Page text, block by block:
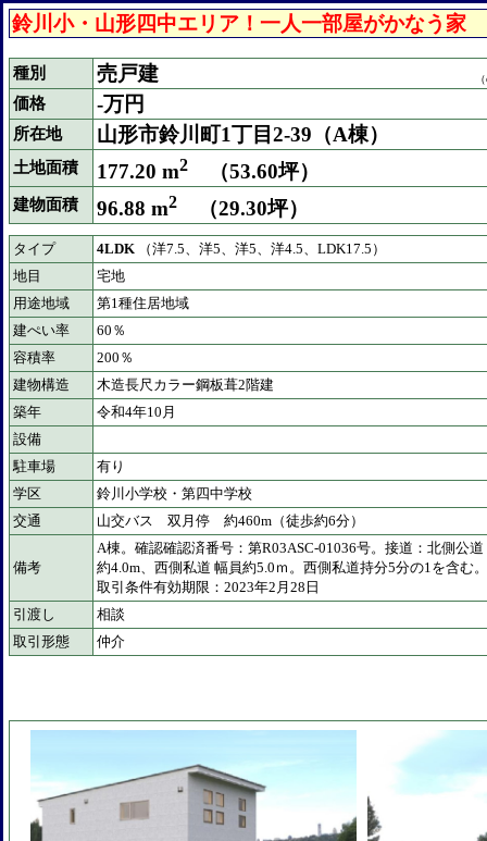
鈴川小・山形四中エリア！一人一部屋がかなう家
種別 売戸建
価格 -万円
所在地 山形市鈴川町1丁目2-39（A棟）
土地面積 177.20 m2 （53.60坪）
建物面積 96.88 m2 （29.30坪）
タイプ 4LDK （洋7.5、洋5、洋5、洋4.5、LDK17.5）
地目
宅地
用途地域
第1種住居地域
建ぺい率
60％
容積率
200％
建物構造
木造長尺カラー鋼板葺2階建
築年
令和4年10月
設備
駐車場
有り
学区
鈴川小学校・第四中学校
交通
山交バス 双月停 約460m（徒歩約6分）
備考
A棟。確認確認済番号：第R03ASC-01036号。接道：北側公道
約4.0m、西側私道 幅員約5.0ｍ。西側私道持分5分の1を含む。
取引条件有効期限：2023年2月28日
引渡し
相談
取引形態
仲介